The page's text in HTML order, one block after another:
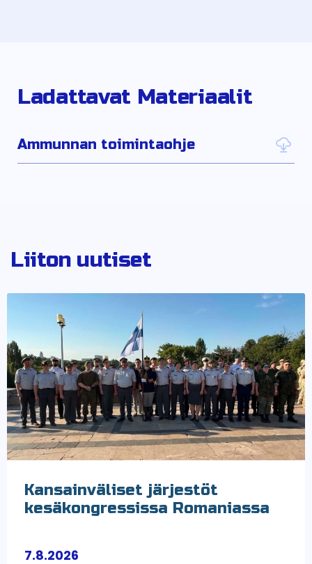
Ladattavat Materiaalit
Ammunnan toimintaohje
Liiton uutiset
Kansainväliset järjestöt
kesäkongressissa Romaniassa
7.8.2026